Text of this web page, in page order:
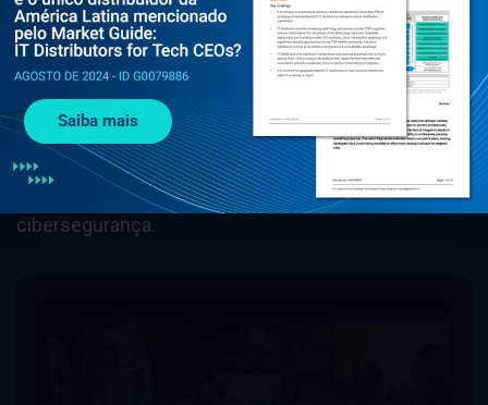
cibernéticas
Explore nossos
materiais ricos em
insights como e-books,
whitepapers, artigos e
conteúdos do blog para
saber tudo sobre as
tendências de
cibersegurança.
Saiba mais